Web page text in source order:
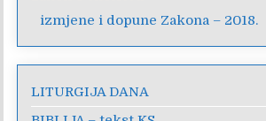
izmjene i dopune Zakona – 2018.
LITURGIJA DANA